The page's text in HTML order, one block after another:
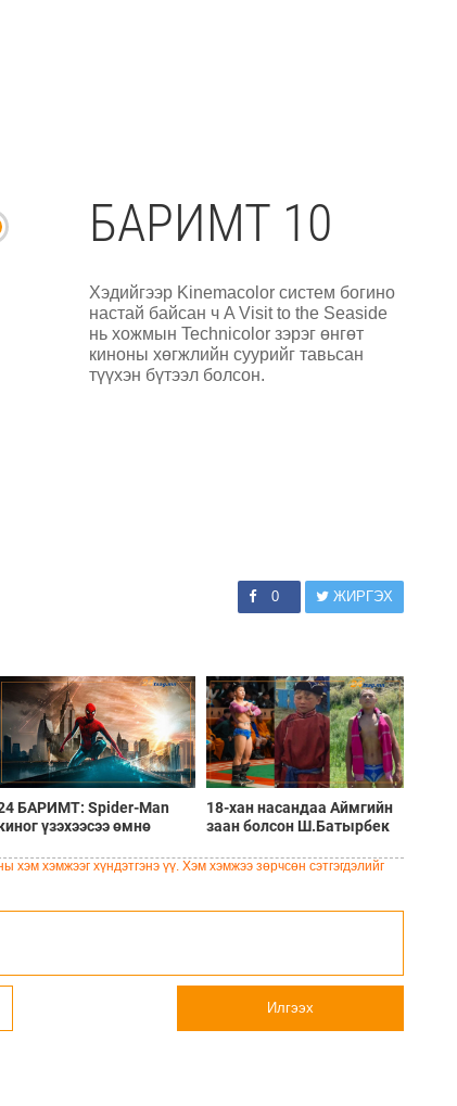
БАРИМТ 10
Хэдийгээр Kinemacolor систем богино
настай байсан ч A Visit to the Seaside
нь хожмын Technicolor зэрэг өнгөт
киноны хөгжлийн суурийг тавьсан
түүхэн бүтээл болсон.
0 ЖИРГЭХ
БАРИМТ: Spider-Man
үзэхээсээ өмнө
18-хан насандаа Аймгийн
заан болсон Ш.Батырбек
хэмжээг хүндэтгэнэ үү. Хэм хэмжээ зөрчсөн сэтгэгдэлийг
Илгээх